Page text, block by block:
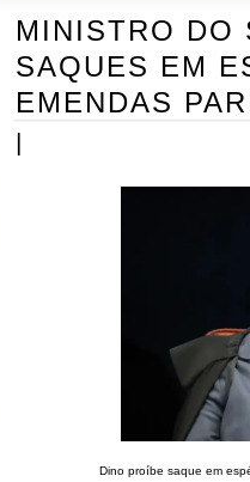
MINISTRO DO
SAQUES EM
EMENDAS
|
Dino proíbe saque em